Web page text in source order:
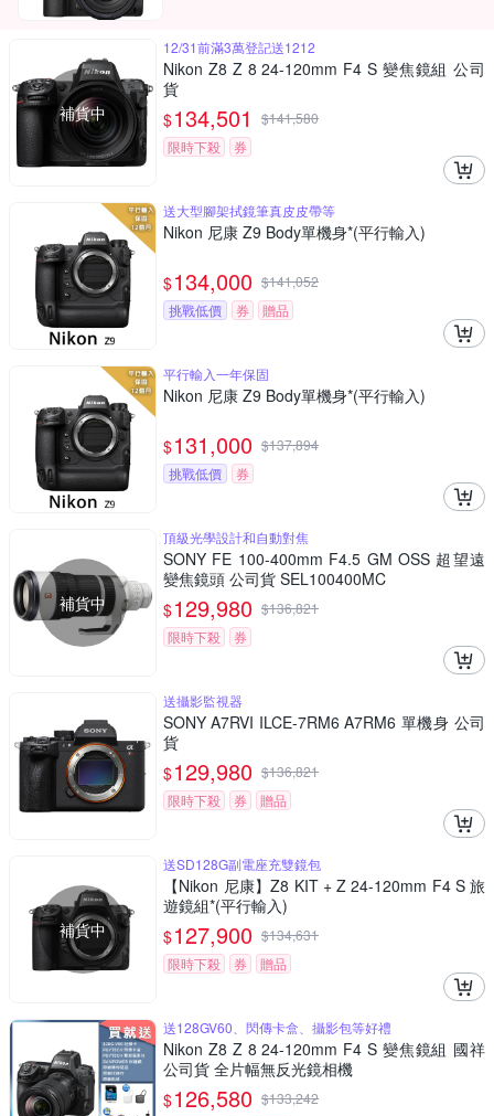
補貨中
12/31前滿3萬登記送1212
Nikon Z8 Z 8 24-120mm F4 S 變焦鏡組 公司
貨
$134,501 $141,580
限時下殺
券
送大型腳架拭鏡筆真皮皮帶等
Nikon 尼康 Z9 Body單機身*(平行輸入)
$134,000 $141,052
挑戰低價
券 贈品
平行輸入一年保固
Nikon 尼康 Z9 Body單機身*(平行輸入)
$131,000 $137,894
挑戰低價
券
補貨中
頂級光學設計和自動對焦
SONY FE 100-400mm F4.5 GM OSS 超望遠
變焦鏡頭 公司貨 SEL100400MC
$129,980 $136,821
限時下殺
券
送攝影監視器
SONY A7RVI ILCE-7RM6 A7RM6 單機身 公司
貨
$129,980 $136,821
限時下殺
券 贈品
補貨中
送SD128G副電座充雙鏡包
【Nikon 尼康】Z8 KIT + Z 24-120mm F4 S 旅
遊鏡組*(平行輸入)
$127,900 $134,631
限時下殺
券 贈品
送128GV60、閃傳卡盒、攝影包等好禮
Nikon Z8 Z 8 24-120mm F4 S 變焦鏡組 國祥
公司貨 全片幅無反光鏡相機
$126,580 $133,242